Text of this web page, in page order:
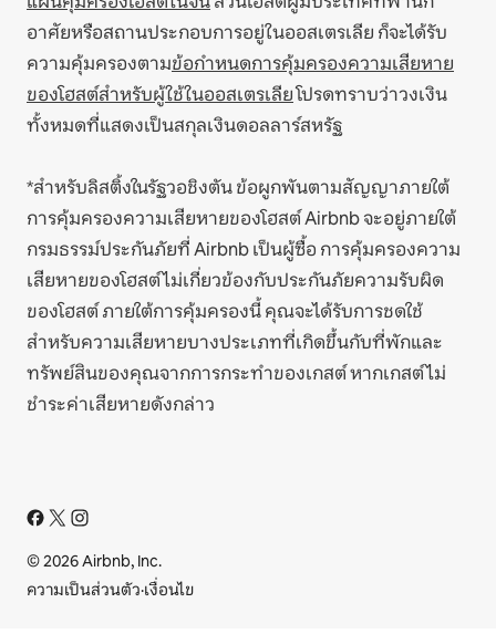
อาศัยหรือสถานประกอบการอยู่ในออสเตรเลีย ก็จะได้รับ
ความคุ้มครองตามข้อกำหนดการคุ้มครองความเสียหาย
ของโฮสต์สำหรับผู้ใช้ในออสเตรเลียโปรดทราบว่าวงเงิน
ทั้งหมดที่แสดงเป็นสกุลเงินดอลลาร์สหรัฐ
*สำหรับลิสติ้งในรัฐวอชิงตัน ข้อผูกพันตามสัญญาภายใต้
การคุ้มครองความเสียหายของโฮสต์ Airbnb จะอยู่ภายใต้
กรมธรรม์ประกันภัยที่ Airbnb เป็นผู้ซื้อ การคุ้มครองความ
เสียหายของโฮสต์ไม่เกี่ยวข้องกับประกันภัยความรับผิด
ของโฮสต์ ภายใต้การคุ้มครองนี้ คุณจะได้รับการชดใช้
สำหรับความเสียหายบางประเภทที่เกิดขึ้นกับที่พักและ
ทรัพย์สินของคุณจากการกระทำของเกสต์ หากเกสต์ไม่
ชำระค่าเสียหายดังกล่าว
© 2026 Airbnb, Inc.
ความเป็นส่วนตัว·เงื่อนไข